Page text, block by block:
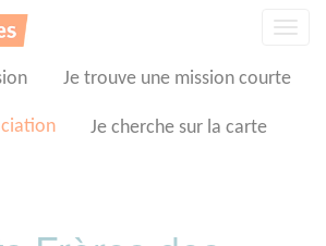
Je trouve une mission courte
Je cherche sur la carte
cookies